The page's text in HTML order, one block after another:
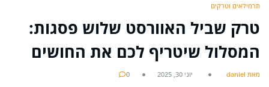
תרמילאים וטרקים
טרק שביל האוורסט שלוש פסגות:
המסלול שיטריף לכם את החושים
מאת daniel יוני 30, 2025 0